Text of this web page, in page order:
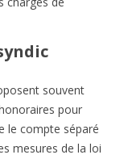
souvent
pour
le compte séparé
mesures de la loi